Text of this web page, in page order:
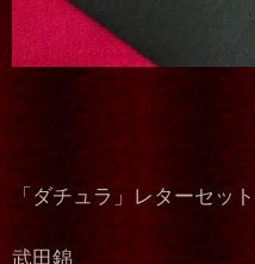
「ダチュラ」レターセット
武田錦